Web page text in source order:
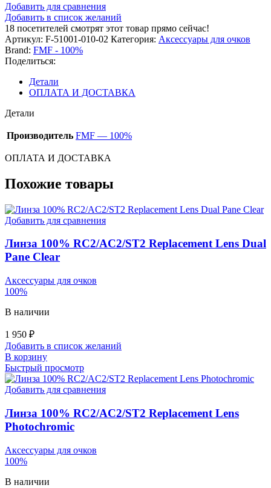
Добавить для сравнения
Добавить в список желаний
18 посетителей смотрят этот товар прямо сейчас!
Артикул: F-51001-010-02 Категория: Аксессуары для очков
Brand: FMF - 100%
Поделиться:
Детали
ОПЛАТА И ДОСТАВКА
Детали
Производитель FMF — 100%
ОПЛАТА И ДОСТАВКА
Похожие товары
Добавить для сравнения
Линза 100% RC2/AC2/ST2 Replacement Lens Dual
Pane Clear
Аксессуары для очков
100%
В наличии
1 950 ₽
Добавить в список желаний
В корзину
Быстрый просмотр
Добавить для сравнения
Линза 100% RC2/AC2/ST2 Replacement Lens
Photochromic
Аксессуары для очков
100%
В наличии